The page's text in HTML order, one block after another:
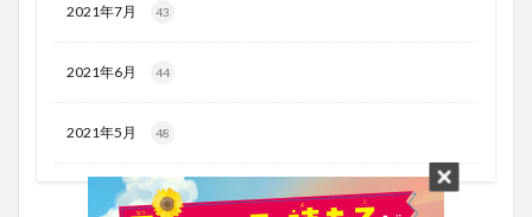
2021年7月 43
2021年6月 44
2021年5月 48